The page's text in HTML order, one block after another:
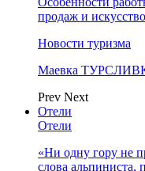
продаж и
Новости туризма
Маевка
Prev Next
Отели
Отели
«Ни одну гору не
слова